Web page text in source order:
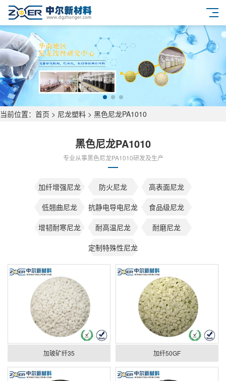
当前位置： 首页 > 尼龙塑料 > 黑色尼龙PA1010
黑色尼龙PA1010
专业从事黑色尼龙PA1010研发及生产
加纤增强尼龙 防火尼龙
高表面尼龙
低翘曲尼龙
抗静电导电尼龙
食品级尼龙
增韧耐寒尼龙
耐高温尼龙
耐磨尼龙
定制特殊性尼龙
加玻矿纤35 加纤50GF